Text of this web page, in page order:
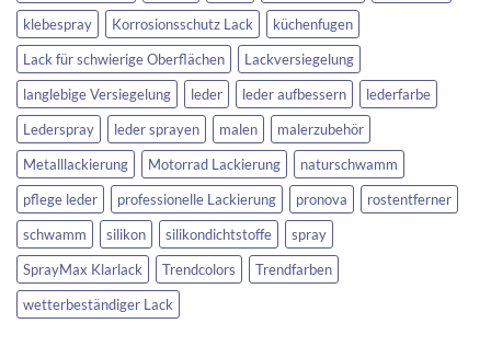
klebespray
Korrosionsschutz Lack
küchenfugen
Lack für schwierige Oberflächen
Lackversiegelung
langlebige Versiegelung
leder leder aufbessern
lederfarbe
Lederspray
leder sprayen malen
malerzubehör
Metalllackierung
Motorrad Lackierung
naturschwamm
pflege leder
professionelle Lackierung pronova
rostentferner
schwamm
silikon silikondichtstoffe
spray
SprayMax Klarlack
Trendcolors
Trendfarben
wetterbeständiger Lack